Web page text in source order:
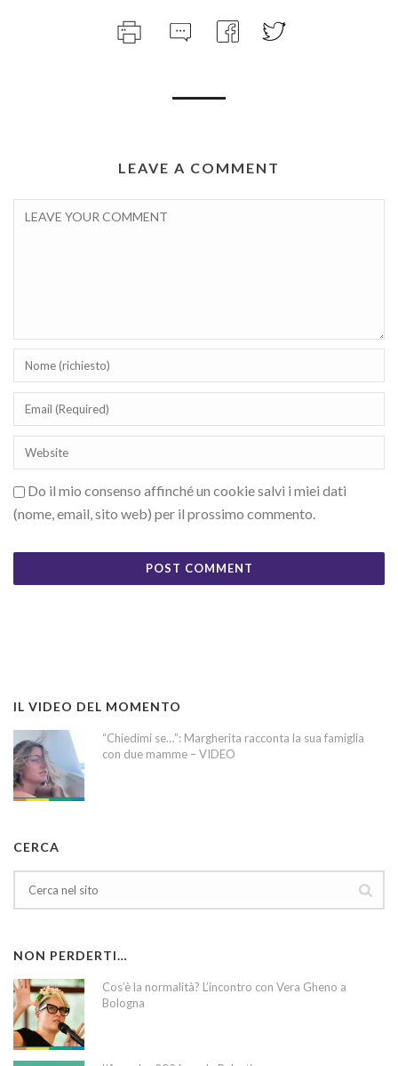
LEAVE A COMMENT
Do il mio consenso affinché un cookie salvi i miei dati
(nome, email, sito web) per il prossimo commento.
IL VIDEO DEL MOMENTO
“Chiedimi se…”: Margherita racconta la sua famiglia
con due mamme – VIDEO
CERCA
NON PERDERTI…
Cos’è la normalità? L’incontro con Vera Gheno a
Bologna